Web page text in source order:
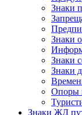
Знаки
Знаки
Знаки
Знаки
Опоры
Знаки ЖД